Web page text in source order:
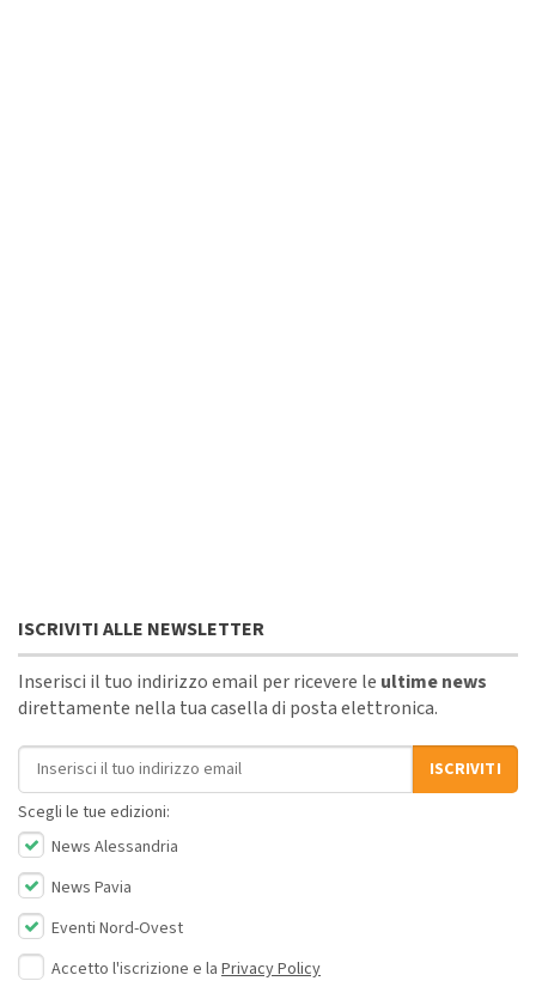
ISCRIVITI ALLE NEWSLETTER
Inserisci il tuo indirizzo email per ricevere le ultime news
direttamente nella tua casella di posta elettronica.
Indirizzo email
ISCRIVITI
Scegli le tue edizioni:
News Alessandria
News Pavia
Eventi Nord-Ovest
Accetto l'iscrizione e la Privacy Policy